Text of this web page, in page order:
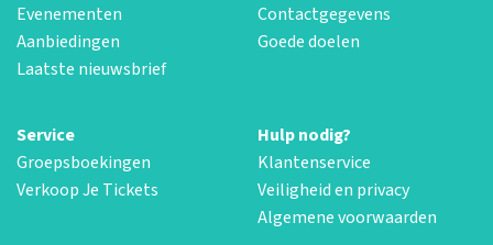
Evenementen
Aanbiedingen
Laatste nieuwsbrief
Contactgegevens
Goede doelen
Service
Groepsboekingen
Verkoop Je Tickets
Hulp nodig?
Klantenservice
Veiligheid en privacy
Algemene voorwaarden